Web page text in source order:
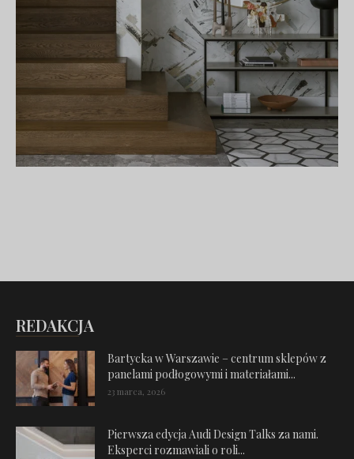
REDAKCJA
Bartycka w Warszawie – centrum sklepów z
panelami podłogowymi i materiałami...
23 marca, 2026
Pierwsza edycja Audi Design Talks za nami.
Eksperci rozmawiali o roli...